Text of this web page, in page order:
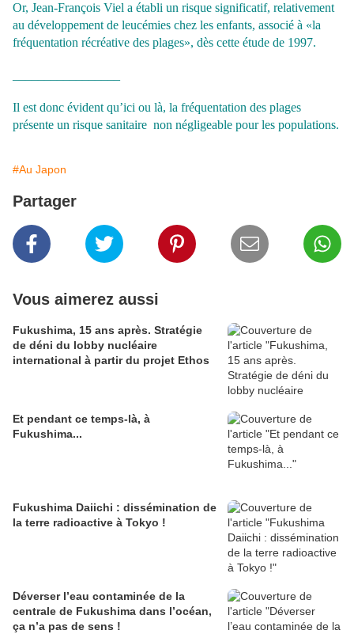
Or, Jean-François Viel a établi un risque significatif, relativement
au développement de leucémies chez les enfants, associé à «la
fréquentation récréative des plages», dès cette étude de 1997.
Il est donc évident qu’ici ou là, la fréquentation des plages
présente un risque sanitaire non négligeable pour les populations.
#Au Japon
Partager
Vous aimerez aussi
Fukushima, 15 ans après. Stratégie
de déni du lobby nucléaire
international à partir du projet Ethos
Et pendant ce temps-là, à
Fukushima...
Fukushima Daiichi : dissémination de
la terre radioactive à Tokyo !
Déverser l’eau contaminée de la
centrale de Fukushima dans l’océan,
ça n’a pas de sens !